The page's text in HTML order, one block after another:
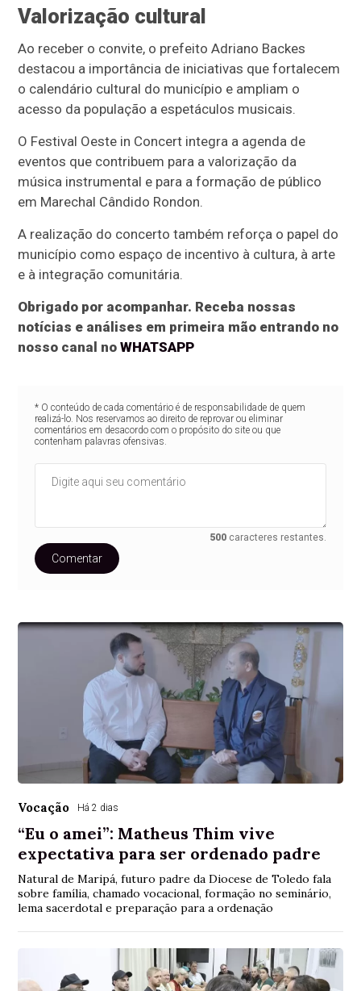
Valorização cultural
Ao receber o convite, o prefeito Adriano Backes
destacou a importância de iniciativas que fortalecem
o calendário cultural do município e ampliam o
acesso da população a espetáculos musicais.
O Festival Oeste in Concert integra a agenda de
eventos que contribuem para a valorização da
música instrumental e para a formação de público
em Marechal Cândido Rondon.
A realização do concerto também reforça o papel do
município como espaço de incentivo à cultura, à arte
e à integração comunitária.
Obrigado por acompanhar. Receba nossas
notícias e análises em primeira mão entrando no
nosso canal noWHATSAPP
* O conteúdo de cada comentário é de responsabilidade de quem
realizá-lo. Nos reservamos ao direito de reprovar ou eliminar
comentários em desacordo com o propósito do site ou que
contenham palavras ofensivas.
500 caracteres restantes.
Comentar
Vocação Há 2 dias
“Eu o amei”: Matheus Thim vive
expectativa para ser ordenado padre
Natural de Maripá, futuro padre da Diocese de Toledo fala
sobre família, chamado vocacional, formação no seminário,
lema sacerdotal e preparação para a ordenação